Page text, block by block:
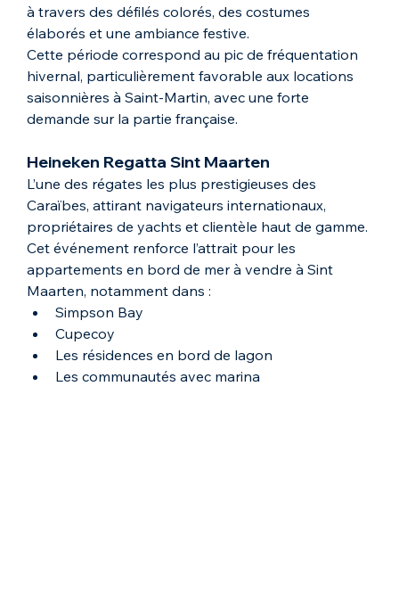
à travers des défilés colorés, des costumes
élaborés et une ambiance festive.
Cette période correspond au pic de fréquentation
hivernal, particulièrement favorable aux locations
saisonnières à Saint-Martin, avec une forte
demande sur la partie française.
Heineken Regatta Sint Maarten
L’une des régates les plus prestigieuses des
Caraïbes, attirant navigateurs internationaux,
propriétaires de yachts et clientèle haut de gamme.
Cet événement renforce l’attrait pour les
appartements en bord de mer à vendre à Sint
Maarten, notamment dans :
Simpson Bay
Cupecoy
Les résidences en bord de lagon
Les communautés avec marina